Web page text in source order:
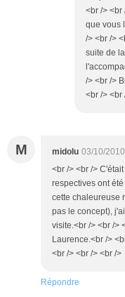
<br /> <br
que vous
/> <br />
suite de
/> <br />
<br /> <br
M midolu 03/10/
<br /> <br />
respectives ont
cette chaleureuse
pas le concept),
visite.<br /> <br />
Laurence.<br />
<br /> <br /> <br />
Répondre